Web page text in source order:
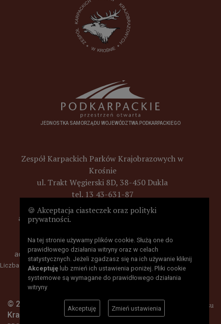
JEDNOSTKA SAMORZĄDU WOJEWÓDZTWA PODKARPACKIEGO
Zespół Karpackich Parków Krajobrazowych w
Krośnie
ul. Trakt Węgierski 8D, 38-450 Dukla
tel. 13 43-631-87
e-mail :
poczta@parkikrosno.pl
adres skrytki ePUAP Zespoł Karpackich Parków
(ZKPKKrosno/SkrytkaESP)
adres e-doręczeńAE:PL-57820-74932-FCFUU-21
Liczba odsłon: 11443328
© 2026 Parki
Krajobrazowe w Krośnie
Mapa serwisu
🍪 Akceptacja ciasteczek oraz polityki
prywatności.
Na tej stronie używamy plików cookie. Służą one do
prawidłowego działania witryny oraz w celach
statystycznych. Jeżeli zgadzasz się na ich używanie kliknij
Akceptuję lub zmień ich ustawienia poniżej. Pliki cookie
systemowe są wymagane do prawidłowego działania
witryny
Akceptuję Zmień ustawienia